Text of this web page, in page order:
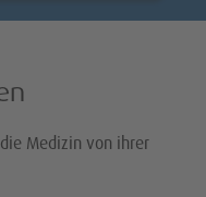
Medizin von ihrer